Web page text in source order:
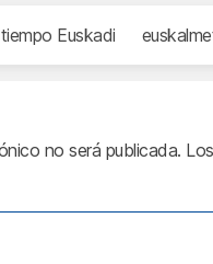
Euskadi
no será publicada.